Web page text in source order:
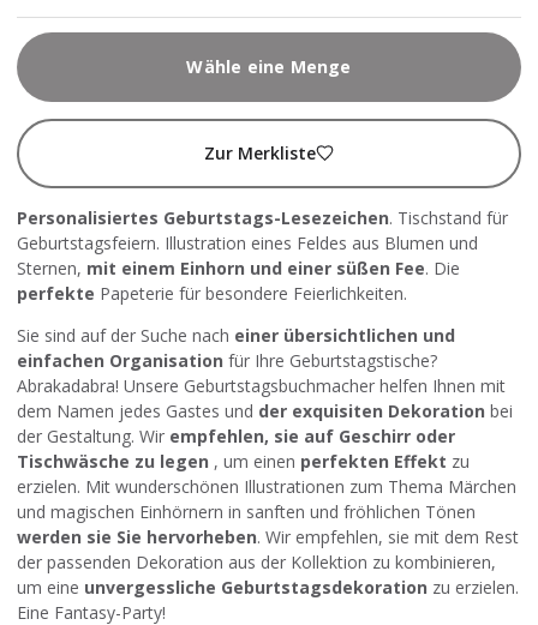
Wähle eine Menge
Zur Merkliste
Personalisiertes Geburtstags-Lesezeichen. Tischstand für
Geburtstagsfeiern. Illustration eines Feldes aus Blumen und
Sternen, mit einem Einhorn und einer süßen Fee. Die
perfekte Papeterie für besondere Feierlichkeiten.
Sie sind auf der Suche nach einer übersichtlichen und
einfachen Organisation für Ihre Geburtstagstische?
Abrakadabra! Unsere Geburtstagsbuchmacher helfen Ihnen mit
dem Namen jedes Gastes und der exquisiten Dekoration bei
der Gestaltung. Wir empfehlen, sie auf Geschirr oder
Tischwäsche zu legen , um einen perfekten Effekt zu
erzielen. Mit wunderschönen Illustrationen zum Thema Märchen
und magischen Einhörnern in sanften und fröhlichen Tönen
werden sie Sie hervorheben. Wir empfehlen, sie mit dem Rest
der passenden Dekoration aus der Kollektion zu kombinieren,
um eine unvergessliche Geburtstagsdekoration zu erzielen.
Eine Fantasy-Party!